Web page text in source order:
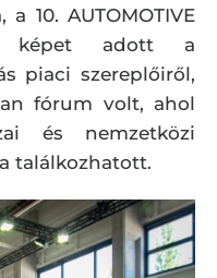
10. AUTOMOTIVE
képet adott a
piaci szereplőiről,
fórum volt, ahol
és nemzetközi
találkozhatott.